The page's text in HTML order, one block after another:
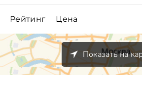
Рейтинг Цена
Показать на